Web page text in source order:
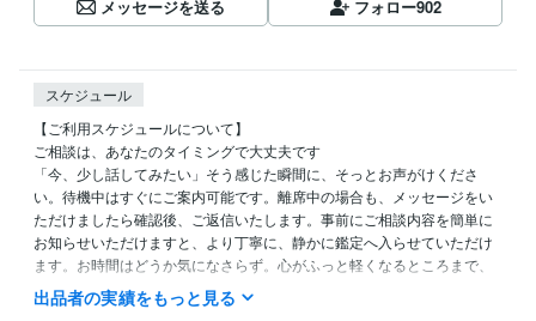
メッセージを送る フォロー902
スケジュール
【ご利用スケジュールについて】
ご相談は、あなたのタイミングで大丈夫です
「今、少し話してみたい」そう感じた瞬間に、そっとお声がけくださ
い。待機中はすぐにご案内可能です。離席中の場合も、メッセージをい
ただけましたら確認後、ご返信いたします。事前にご相談内容を簡単に
お知らせいただけますと、より丁寧に、静かに鑑定へ入らせていただけ
ます。お時間はどうか気になさらず。心がふっと軽くなるところまで、
必要な占術を用いて誠実にお届けいたします。もし行き違いやご不明点
がございましたら、評価の前にお知らせいただけますと幸いです。真心
出品者の実績をもっと見る